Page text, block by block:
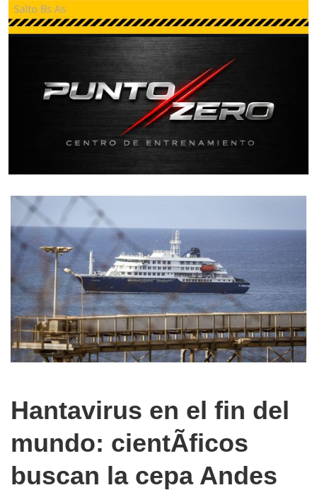
Hantavirus en el fin del
mundo: cientÃ­ficos
buscan la cepa Andes